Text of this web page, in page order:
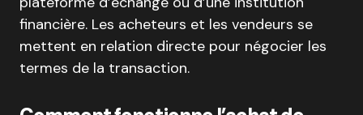
financière. Les acheteurs et les vendeurs se
mettent en relation directe pour négocier les
termes de la transaction.